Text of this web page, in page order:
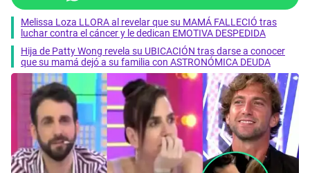
Melissa Loza LLORA al revelar que su MAMÁ FALLECIÓ tras
luchar contra el cáncer y le dedican EMOTIVA DESPEDIDA
Hija de Patty Wong revela su UBICACIÓN tras darse a conocer
que su mamá dejó a su familia con ASTRONÓMICA DEUDA